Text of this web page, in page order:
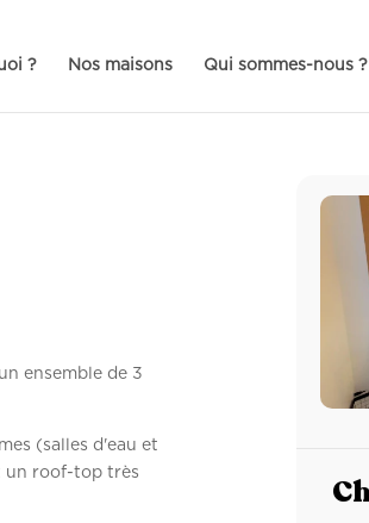
? Nos maisons Qui sommes-nous ?
ensemble de 3
(salles d'eau et
un roof-top très